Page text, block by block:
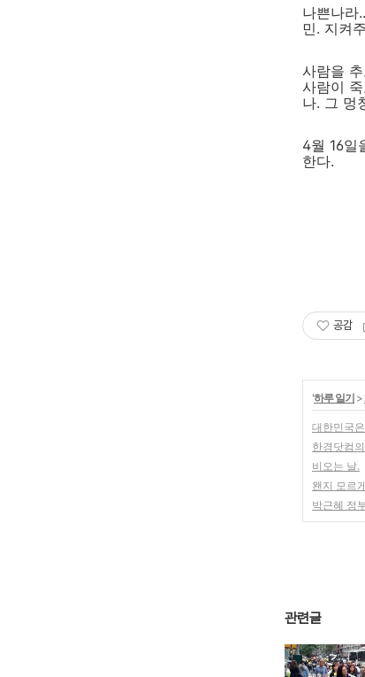
나쁜나라
민. 지켜
사람을
사람이
나. 그 멍
4월 16일
한다.
공감
'하루 일기 >
대한민국
한경닷컴
비오는 날.
왠지 모르
박근혜 정
관련글